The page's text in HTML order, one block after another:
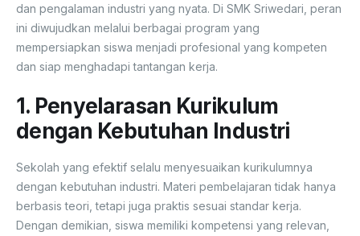
dan pengalaman industri yang nyata. Di SMK Sriwedari, peran
ini diwujudkan melalui berbagai program yang
mempersiapkan siswa menjadi profesional yang kompeten
dan siap menghadapi tantangan kerja.
1. Penyelarasan Kurikulum
dengan Kebutuhan Industri
Sekolah yang efektif selalu menyesuaikan kurikulumnya
dengan kebutuhan industri. Materi pembelajaran tidak hanya
berbasis teori, tetapi juga praktis sesuai standar kerja.
Dengan demikian, siswa memiliki kompetensi yang relevan,